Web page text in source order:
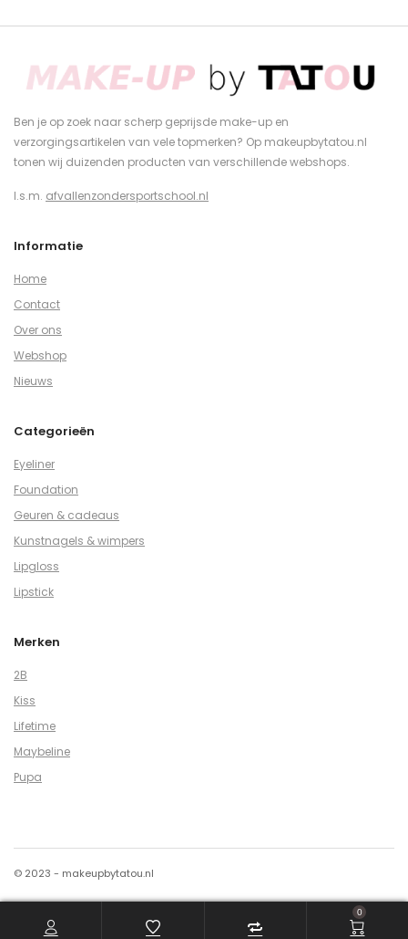
Ben je op zoek naar scherp geprijsde make-up en
verzorgingsartikelen van vele topmerken? Op makeupbytatou.nl
tonen wij duizenden producten van verschillende webshops.
I.s.m. afvallenzondersportschool.nl
Informatie
Home
Contact
Over ons
Webshop
Nieuws
Categorieën
Eyeliner
Foundation
Geuren & cadeaus
Kunstnagels & wimpers
Lipgloss
Lipstick
Merken
2B
Kiss
Lifetime
Maybeline
Pupa
© 2023 - makeupbytatou.nl
0